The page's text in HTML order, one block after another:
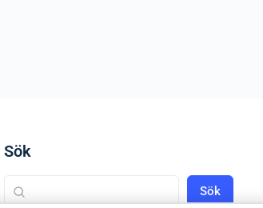
Sök
Sök